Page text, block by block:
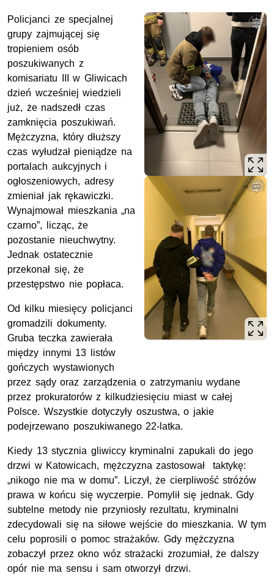
Policjanci ze specjalnej
grupy zajmującej się
tropieniem osób
poszukiwanych z
komisariatu III w Gliwicach
dzień wcześniej wiedzieli
już, że nadszedł czas
zamknięcia poszukiwań.
Mężczyzna, który dłuższy
czas wyłudzał pieniądze na
portalach aukcyjnych i
ogłoszeniowych, adresy
zmieniał jak rękawiczki.
Wynajmował mieszkania „na
czarno”, licząc, że
pozostanie nieuchwytny.
Jednak ostatecznie
przekonał się, że
przestępstwo nie popłaca.
Od kilku miesięcy policjanci
gromadzili dokumenty.
Gruba teczka zawierała
między innymi 13 listów
gończych wystawionych
przez sądy oraz zarządzenia o zatrzymaniu wydane
przez prokuratorów z kilkudziesięciu miast w całej
Polsce. Wszystkie dotyczyły oszustwa, o jakie
podejrzewano poszukiwanego 22-latka.
Kiedy 13 stycznia gliwiccy kryminalni zapukali do jego
drzwi w Katowicach, mężczyzna zastosował taktykę:
„nikogo nie ma w domu”. Liczył, że cierpliwość stróżów
prawa w końcu się wyczerpie. Pomylił się jednak. Gdy
subtelne metody nie przyniosły rezultatu, kryminalni
zdecydowali się na siłowe wejście do mieszkania. W tym
celu poprosili o pomoc strażaków. Gdy mężczyzna
zobaczył przez okno wóz strażacki zrozumiał, że dalszy
opór nie ma sensu i sam otworzył drzwi.